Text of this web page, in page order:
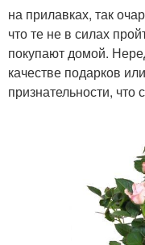
на прилавках, так
что те не в силах
покупают домой.
качестве подарков
признательности, что